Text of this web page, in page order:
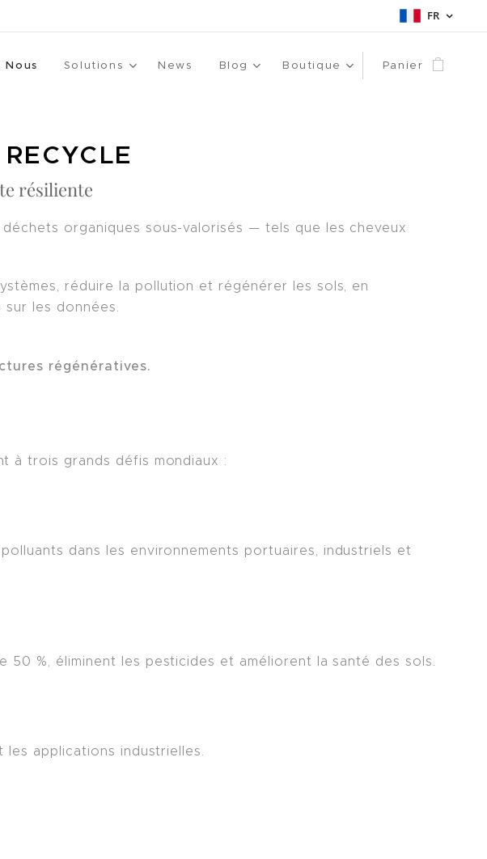
FR
Nous Solutions News Blog Boutique Panier
résiliente
organiques sous-valorisés — tels que les cheveux
réduire la pollution et régénérer les sols, en
les données.
régénératives.
à trois grands défis mondiaux :
dans les environnements portuaires, industriels et
%, éliminent les pesticides et améliorent la santé des sols.
applications industrielles.